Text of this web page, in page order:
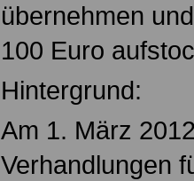
übernehmen
100 Euro
Hintergrund:
Am 1. März
Verhandlungen